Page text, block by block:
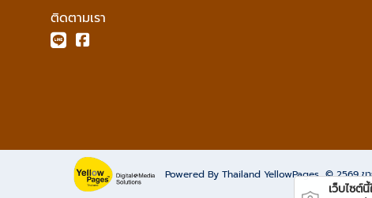
ติดตามเรา
Powered By Thailand YellowPages © 2569ข
เว็บไซต์